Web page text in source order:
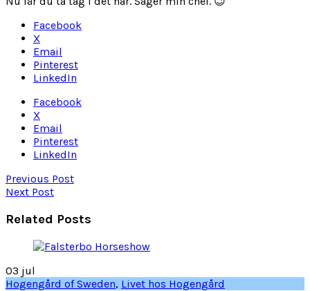
Facebook
X
Email
Pinterest
LinkedIn
Facebook
X
Email
Pinterest
LinkedIn
Previous Post
Next Post
Related Posts
03 jul
Hogengård of Sweden, Livet hos Hogengård